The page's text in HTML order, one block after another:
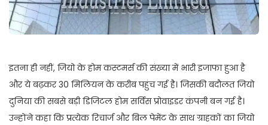
इतना ही नहीं, जियो के होम कस्टमर्स की संख्या में भारी इजाफा हुआ है
और ये बढ़कर 30 मिलियन के करीब पहुंच गई है। जिसकी बदौलत जियो
दुनिया की सबसे बड़ी डिजिटल होम सर्विस प्रोवाइडर कंपनी बन गई है।
उन्होंने कहा कि प्रत्येक रिचार्ज और बिल पेमेंट के साथ ग्राहकों का जियो